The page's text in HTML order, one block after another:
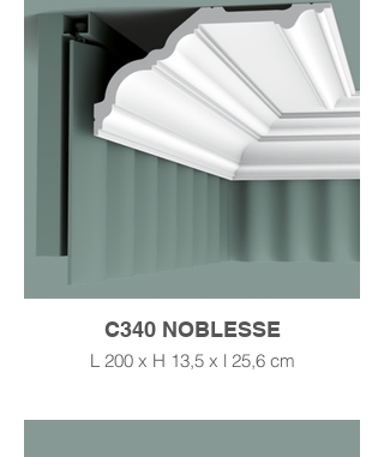
C340 NOBLESSE
L 200 x H 13,5 x l 25,6 cm